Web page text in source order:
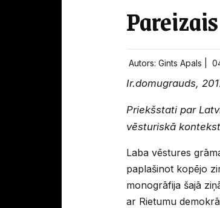
Autors: Gints Apals |
Ir.domugrauds,
Priekšstati par
vēsturiskā
Laba vēstures
paplašinot kopējo
monogrāfija šajā
ar Rietumu